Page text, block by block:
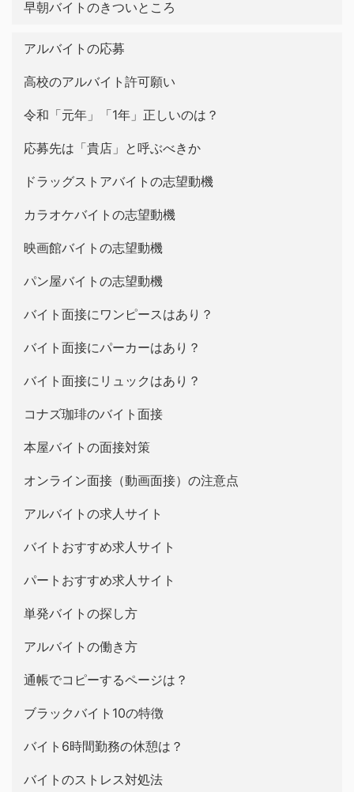
早朝バイトのきついところ
アルバイトの応募
高校のアルバイト許可願い
令和「元年」「1年」正しいのは？
応募先は「貴店」と呼ぶべきか
ドラッグストアバイトの志望動機
カラオケバイトの志望動機
映画館バイトの志望動機
パン屋バイトの志望動機
バイト面接にワンピースはあり？
バイト面接にパーカーはあり？
バイト面接にリュックはあり？
コナズ珈琲のバイト面接
本屋バイトの面接対策
オンライン面接（動画面接）の注意点
アルバイトの求人サイト
バイトおすすめ求人サイト
パートおすすめ求人サイト
単発バイトの探し方
アルバイトの働き方
通帳でコピーするページは？
ブラックバイト10の特徴
バイト6時間勤務の休憩は？
バイトのストレス対処法